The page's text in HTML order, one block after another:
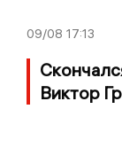
09/08 17:13
Виктор